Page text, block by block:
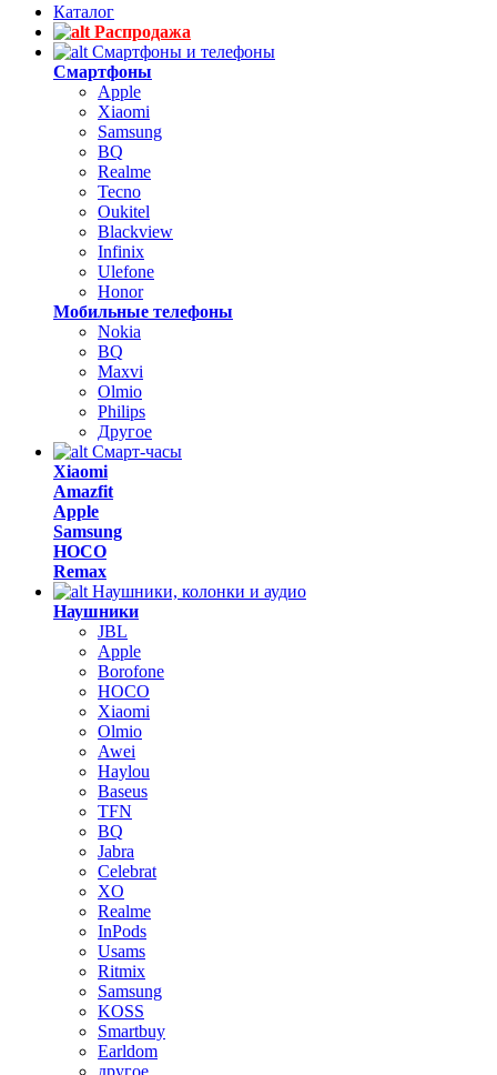
Каталог
Распродажа
Смартфоны и телефоны
Смартфоны
Apple
Xiaomi
Samsung
BQ
Realme
Tecno
Oukitel
Blackview
Infinix
Ulefone
Honor
Мобильные телефоны
Nokia
BQ
Maxvi
Olmio
Philips
Другое
Смарт-часы
Xiaomi
Amazfit
Apple
Samsung
HOCO
Remax
Наушники, колонки и аудио
Наушники
JBL
Apple
Borofone
HOCO
Xiaomi
Olmio
Awei
Haylou
Baseus
TFN
BQ
Jabra
Celebrat
XO
Realme
InPods
Usams
Ritmix
Samsung
KOSS
Smartbuy
Earldom
другое